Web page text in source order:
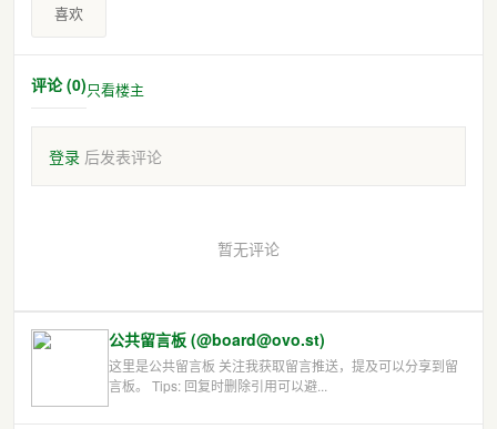
喜欢
评论 (0)只看楼主
登录 后发表评论
暂无评论
公共留言板 (@board@ovo.st)
这里是公共留言板 关注我获取留言推送，提及可以分享到留
言板。 Tips: 回复时删除引用可以避...